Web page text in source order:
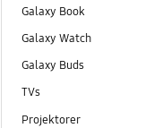
Galaxy Book
Galaxy Watch
Galaxy Buds
TVs
Projektorer